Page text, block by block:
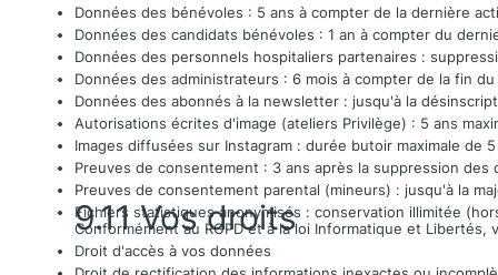
Données des bénévoles : 5 ans à compter de la dernière
Données des candidats bénévoles : 1 an à compter du
Données des personnels hospitaliers partenaires :
Données des administrateurs : 6 mois à compter de la fin du
Données des abonnés à la newsletter : jusqu'à la
Autorisations écrites d'image (ateliers Privilège) : 5 ans
Images diffusées sur Instagram : durée butoir maximale de
Preuves de consentement : 3 ans après la suppression des
Preuves de consentement parental (mineurs) : jusqu'à la
Fichiers statistiques anonymisés : conservation illimitée
9.11 Vos droits
Conformément au RGPD et à la loi Informatique et Libertés,
Droit d'accès à vos données